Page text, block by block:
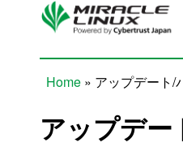
Skip to main content
Home » アップデート/
アップデ